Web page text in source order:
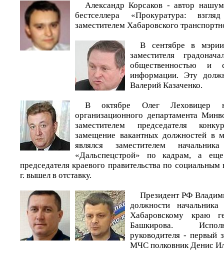
Александр Корсаков - автор
бестселлера «Прокуратура:
заместителем Хабаровского
В сентябре в
заместителя
общественностью и
информации. Эту
Валерий Казаченко.
В октябре Олег Леховицер
организационного департамента
заместителем председателя
замещение вакантных должностей в
являлся заместителем
«Дальспецстрой» по кадрам, а еще
председателя краевого правительства по
г. вышел в отставку.
Президент РФ
должности
Хабаровскому краю
Башкирова.
руководителя - первый
МЧС полковник Денис